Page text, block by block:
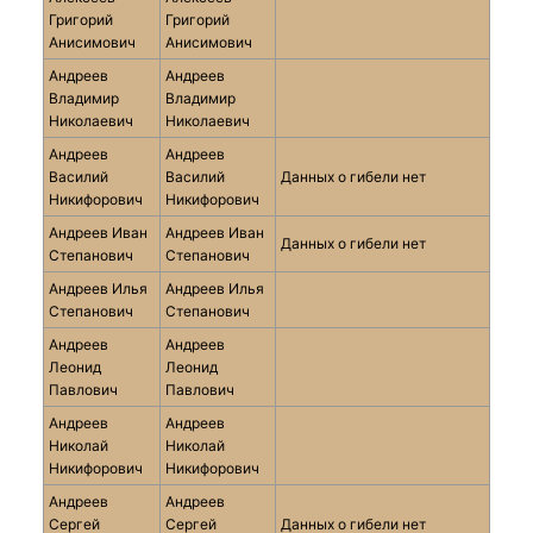
Григорий
Анисимович
Григорий
Анисимович
Андреев
Владимир
Николаевич
Андреев
Владимир
Николаевич
Андреев
Василий
Никифорович
Андреев
Василий
Никифорович
Данных о гибели нет
Андреев Иван
Степанович
Андреев Иван
Степанович
Данных о гибели нет
Андреев Илья
Степанович
Андреев Илья
Степанович
Андреев
Леонид
Павлович
Андреев
Леонид
Павлович
Андреев
Николай
Никифорович
Андреев
Николай
Никифорович
Андреев
Сергей
Андреев
Сергей
Данных о гибели нет